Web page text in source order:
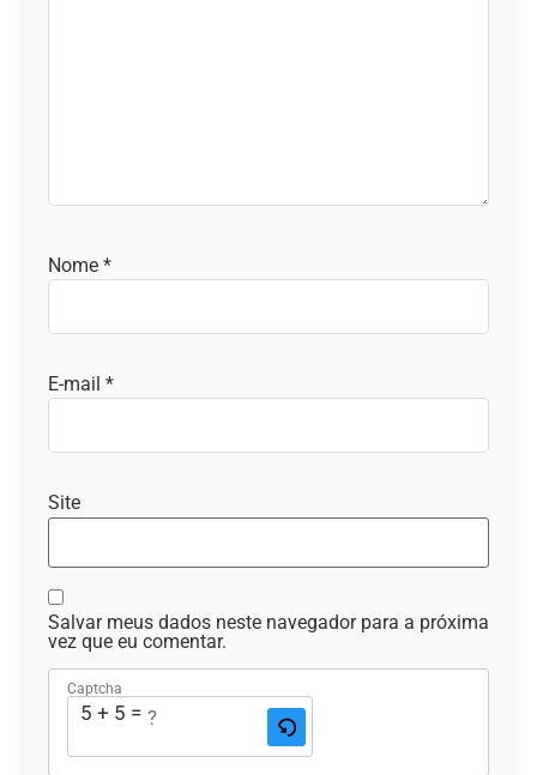
Nome *
E-mail *
Site
Salvar meus dados neste navegador para a próxima
vez que eu comentar.
Captcha
5 + 5 = ?